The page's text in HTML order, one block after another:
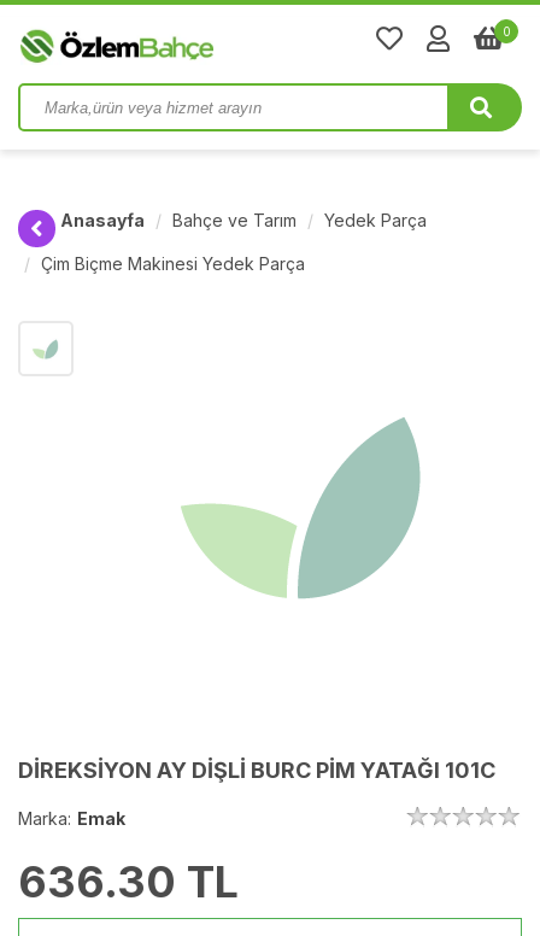
0
Anasayfa Bahçe ve Tarım Yedek Parça
Çim Biçme Makinesi Yedek Parça
DİREKSİYON AY DİŞLİ BURC PİM YATAĞI 101C
Marka: Emak
636.30 TL